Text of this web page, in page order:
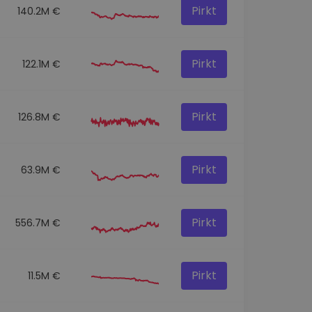
140.2M € Pirkt
122.1M € Pirkt
126.8M € Pirkt
63.9M € Pirkt
556.7M € Pirkt
11.5M € Pirkt